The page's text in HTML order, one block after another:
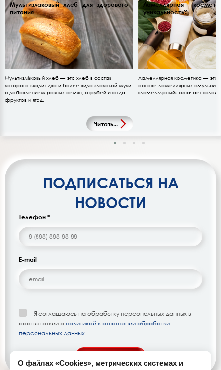
О файлах «Cookies», метрических системах и
Мультизлаковый хлеб для здорового
питания
Мультизла́ковый хлеб — это хлеб в состав,
которого входит два и более вида злаковой муки
с добавлением разных семян, отрубей иногда
фруктов и ягод.
Читать...
Ламеллярная
уникальность?
Ламеллярная косметика — это
основе ламеллярных
«ламеллярный» означает
ПОДПИСАТЬСЯ НА
НОВОСТИ
Телефон *
E-mail
Я соглашаюсь на обработку персональных данных в
соответствии с политикой в отношении обработки
персональных данных